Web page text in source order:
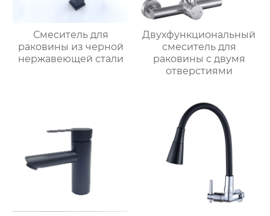
Смеситель для
раковины из черной
нержавеющей стали
Двухфункциональный
смеситель для
раковины с двумя
отверстиями